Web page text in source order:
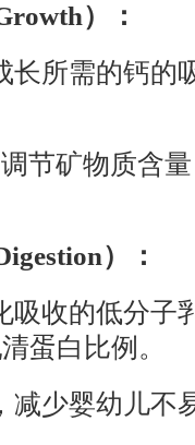
）：
长所需的钙的
节矿物质含
）：
吸收的低分子
蛋白比例。
减少婴幼儿不